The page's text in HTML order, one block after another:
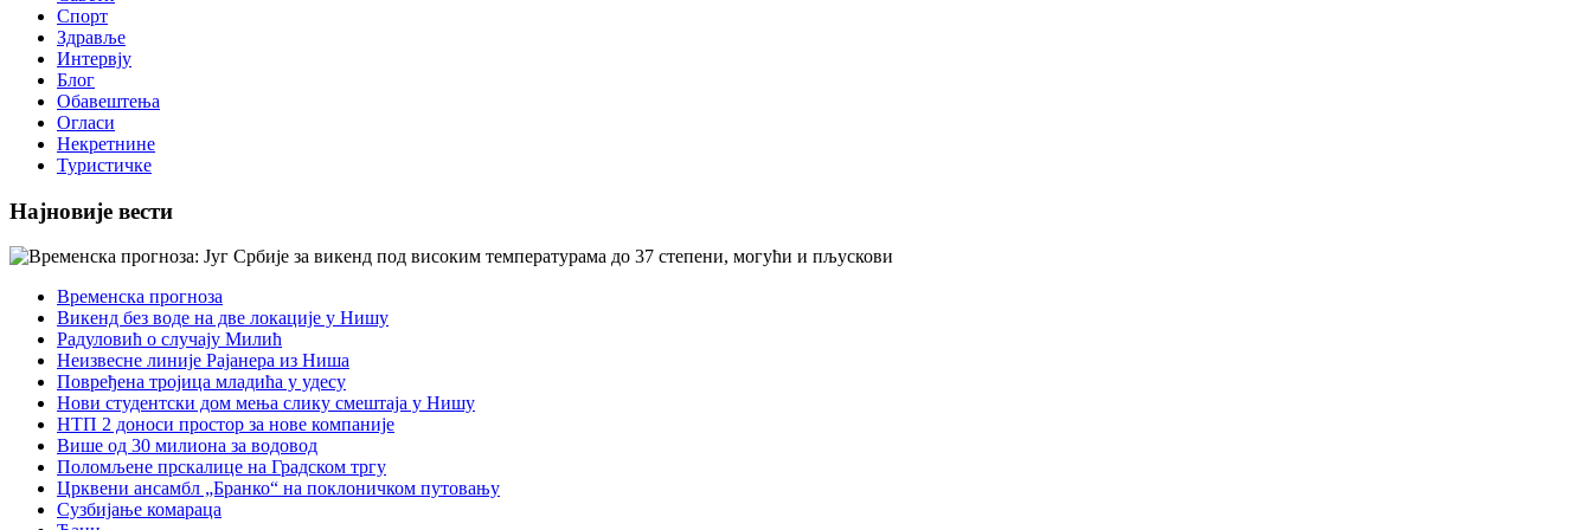
Спорт
Здравље
Интервју
Блог
Обавештења
Огласи
Некретнине
Туристичке
Најновије вести
Временска прогноза
Викенд без воде на две локације у Нишу
Радуловић о случају Милић
Неизвесне линије Рајанера из Ниша
Повређена тројица младића у удесу
Нови студентски дом мења слику смештаја у Нишу
НТП 2 доноси простор за нове компаније
Више од 30 милиона за водовод
Поломљене прскалице на Градском тргу
Црквени ансамбл „Бранко“ на поклоничком путовању
Сузбијање комараца